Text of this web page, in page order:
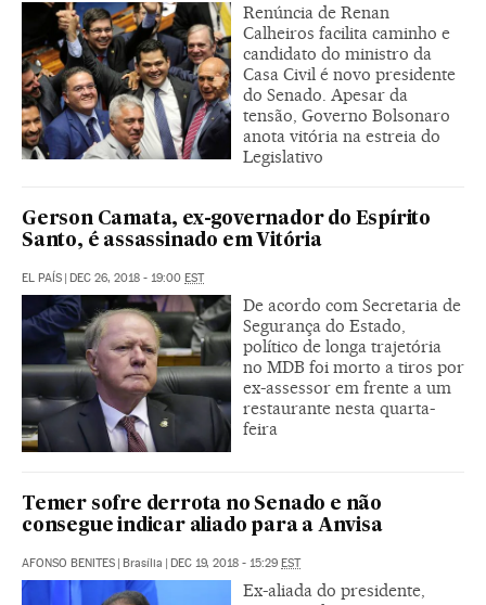
Renúncia de Renan
Calheiros facilita caminho e
candidato do ministro da
Casa Civil é novo presidente
do Senado. Apesar da
tensão, Governo Bolsonaro
anota vitória na estreia do
Legislativo
Gerson Camata, ex-governador do Espírito
Santo, é assassinado em Vitória
EL PAÍS | DEC 26, 2018 - 19:00 EST
De acordo com Secretaria de
Segurança do Estado,
político de longa trajetória
no MDB foi morto a tiros por
ex-assessor em frente a um
restaurante nesta quarta-
feira
Temer sofre derrota no Senado e não
consegue indicar aliado para a Anvisa
AFONSO BENITES | Brasília | DEC 19, 2018 - 15:29 EST
Ex-aliada do presidente,